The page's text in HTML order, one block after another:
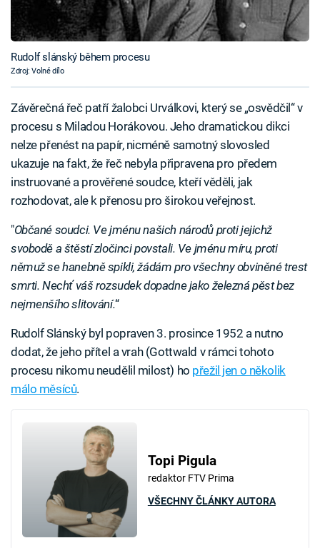
Rudolf slánský během procesu
Zdroj: Volné dílo
Závěrečná řeč patří žalobci Urválkovi, který se „osvědčil“ v
procesu s Miladou Horákovou. Jeho dramatickou dikci
nelze přenést na papír, nicméně samotný slovosled
ukazuje na fakt, že řeč nebyla připravena pro předem
instruované a prověřené soudce, kteří věděli, jak
rozhodovat, ale k přenosu pro širokou veřejnost.
"Občané soudci. Ve jménu našich národů proti jejichž
svobodě a štěstí zločinci povstali. Ve jménu míru, proti
němuž se hanebně spikli, žádám pro všechny obviněné trest
smrti. Nechť váš rozsudek dopadne jako železná pěst bez
nejmenšího slitování.“
Rudolf Slánský byl popraven 3. prosince 1952 a nutno
dodat, že jeho přítel a vrah (Gottwald v rámci tohoto
procesu nikomu neudělil milost) ho přežil jen o několik
málo měsíců.
Topi Pigula
redaktor FTV Prima
VŠECHNY ČLÁNKY AUTORA